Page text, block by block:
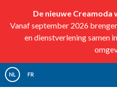
De nieuwe
Vanaf september 2026
en dienstverlening samen
NL FR